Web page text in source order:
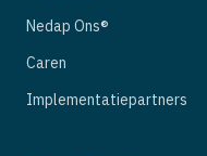
Nedap Ons®
Caren
Implementatiepartners